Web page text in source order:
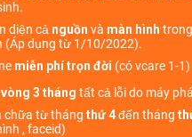
diện cả nguồn và màn hình trong
(Áp dụng từ 1/10/2022).
miễn phí trọn đời (có vcare 1-1)
3 tháng tất cả lỗi do máy
chữa từ tháng thứ 4đến tháng
, faceid)